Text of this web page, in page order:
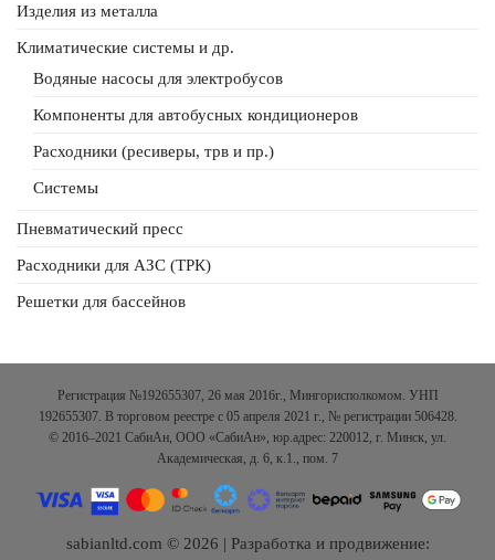
Изделия из металла
Климатические системы и др.
Водяные насосы для электробусов
Компоненты для автобусных кондиционеров
Расходники (ресиверы, трв и пр.)
Системы
Пневматический пресс
Расходники для АЗС (ТРК)
Решетки для бассейнов
Регистрация №192655307, 26 мая 2016г., Мингорисполкомом. УНП
192655307. В торговом реестре с 05 апреля 2021 г., № регистрации 506428.
© 2016–2021 СабиАн, ООО «СабиАн», юр.адрес: 220012, г. Минск, ул.
Академическая, д. 6, к.1., пом. 7
sabianltd.com © 2026 | Разработка и продвижение: